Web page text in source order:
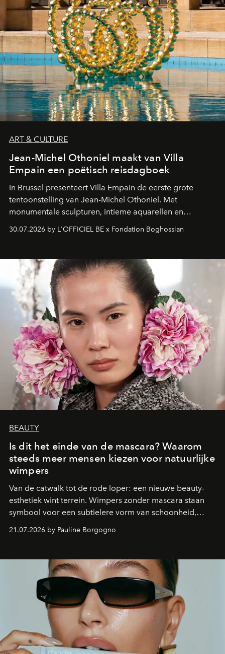
ART & CULTURE
Jean-Michel Othoniel maakt van Villa
Empain een poëtisch reisdagboek
In Brussel presenteert Villa Empain de eerste grote
tentoonstelling van Jean-Michel Othoniel. Met
monumentale sculpturen, intieme aquarellen en
fonkelend Murano-glas creëert de Franse kunstenaar
een emotionele reis waarin elk werk de herinnering
moment van verwondering.
30.07.2026 by L'OFFICIEL BE x Fondation Boghossian
BEAUTY
Is dit het einde van de mascara? Waarom
steeds meer mensen kiezen voor natuurlijke
wimpers
Van de catwalk tot de rode loper: een nieuwe beauty-
esthetiek wint terrein. Wimpers zonder mascara staan
symbool voor een subtielere vorm van schoonheid,
waarin zelfvertrouwen belangrijker is dan een overvloed
aan make-up.
21.07.2026 by Pauline Borgogno